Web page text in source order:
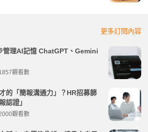
更多訂閱內容
管理AI記憶 ChatGPT、Gemini
觀看數
的「簡報溝通力」？HR招募篩
認證」
觀看數